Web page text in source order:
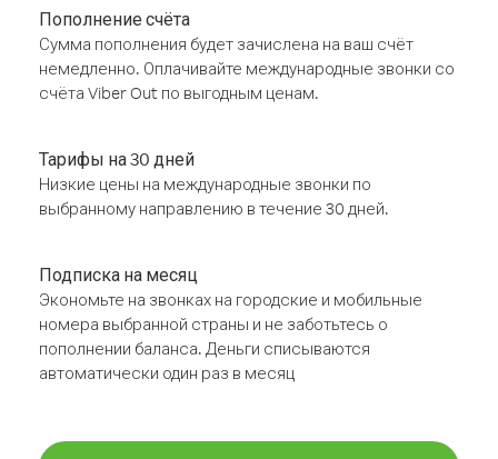
Пополнение счёта
Сумма пополнения будет зачислена на ваш счёт
немедленно. Оплачивайте международные звонки со
счёта Viber Out по выгодным ценам.
Тарифы на 30 дней
Низкие цены на международные звонки по
выбранному направлению в течение 30 дней.
Подписка на месяц
Экономьте на звонках на городские и мобильные
номера выбранной страны и не заботьтесь о
пополнении баланса. Деньги списываются
автоматически один раз в месяц